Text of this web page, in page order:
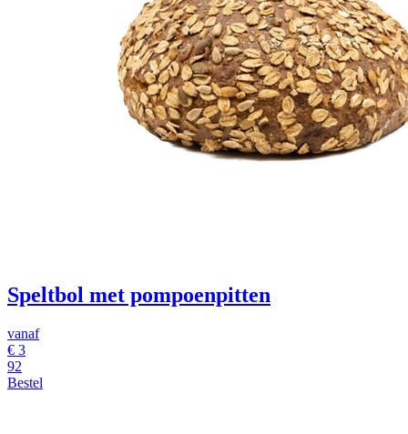
Speltbol met pompoenpitten
vanaf
€ 3
92
Bestel